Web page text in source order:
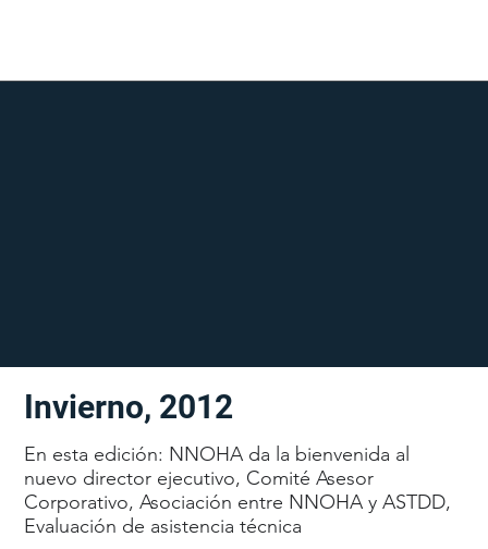
En esta edición: NNOHA da la bienvenida al
nuevo director ejecutivo, Comité Asesor
Corporativo, Asociación entre NNOHA y ASTDD,
Evaluación de asistencia técnica
Invierno, 2012